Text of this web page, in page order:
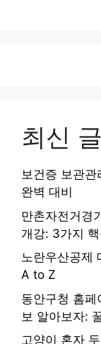
최신 글
보건증 보관
완벽 대비
만촌자전거경
개강: 3가지
노란우산공제
A to Z
동안구청 홈페
보 알아보자:
고양이 혼자